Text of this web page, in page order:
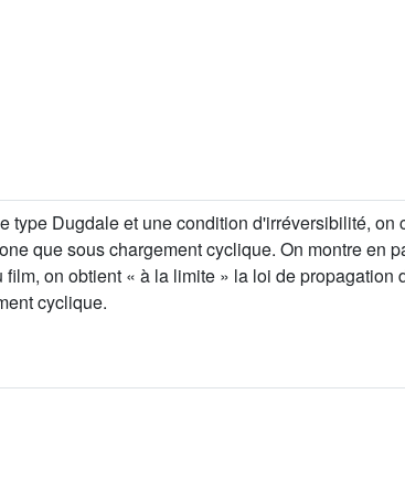
Dugdale et une condition d'irréversibilité, on
que sous chargement cyclique. On montre en
on obtient « à la limite » la loi de propagation
cyclique.